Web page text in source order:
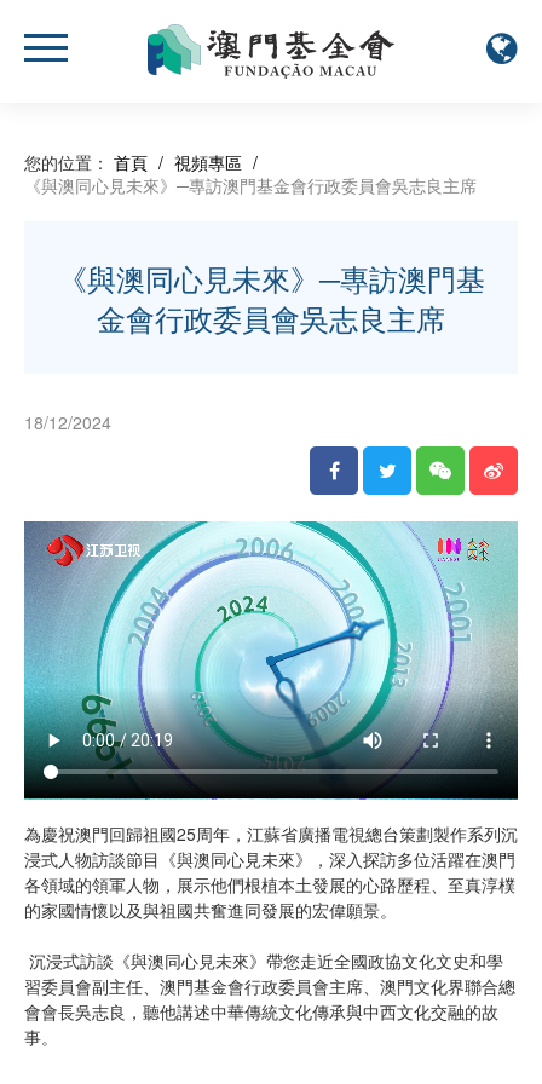
您的位置： 首頁 / 視頻專區 /
《與澳同心見未來》─專訪澳門基金會行政委員會吳志良主席
《與澳同心見未來》─專訪澳門基
金會行政委員會吳志良主席
18/12/2024
為慶祝澳門回歸祖國25周年，江蘇省廣播電視總台策劃製作系列沉
浸式人物訪談節目《與澳同心見未來》，深入探訪多位活躍在澳門
各領域的領軍人物，展示他們根植本土發展的心路歷程、至真淳樸
的家國情懷以及與祖國共奮進同發展的宏偉願景。
沉浸式訪談《與澳同心見未來》帶您走近全國政協文化文史和學
習委員會副主任、澳門基金會行政委員會主席、澳門文化界聯合總
會會長吳志良，聽他講述中華傳統文化傳承與中西文化交融的故
事。